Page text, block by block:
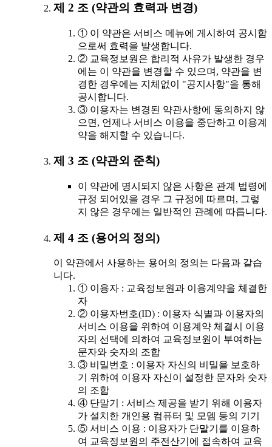
제 2 조 (약관의 효력과 변경)
① 이 약관은 서비스 메뉴에 게시하여 공시함
으로써 효력을 발생합니다.
② 교육정보원은 합리적 사유가 발생한 경우
에는 이 약관을 변경할 수 있으며, 약관을 변
경한 경우에는 지체없이 "공지사항"을 통해
공시합니다.
③ 이용자는 변경된 약관사항에 동의하지 않
으면, 언제나 서비스 이용을 중단하고 이용계
약을 해지할 수 있습니다.
제 3 조 (약관외 준칙)
이 약관에 명시되지 않은 사항은 관계 법령에
규정 되어있을 경우 그 규정에 따르며, 그렇
지 않은 경우에는 일반적인 관례에 따릅니다.
제 4 조 (용어의 정의)
이 약관에서 사용하는 용어의 정의는 다음과 같습
니다.
① 이용자 : 교육정보원과 이용계약을 체결한
자
② 이용자번호(ID) : 이용자 식별과 이용자의
서비스 이용을 위하여 이용계약 체결시 이용
자의 선택에 의하여 교육정보원이 부여하는
문자와 숫자의 조합
③ 비밀번호 : 이용자 자신의 비밀을 보호하
기 위하여 이용자 자신이 설정한 문자와 숫자
의 조합
④ 단말기 : 서비스 제공을 받기 위해 이용자
가 설치한 개인용 컴퓨터 및 모뎀 등의 기기
⑤ 서비스 이용 : 이용자가 단말기를 이용하
여 교육정보원의 주전산기에 접속하여 교육